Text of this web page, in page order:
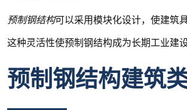
预制钢结构可以采用模块化设计，使建筑
这种灵活性使预制钢结构成为长期工业建
预制钢结构建筑